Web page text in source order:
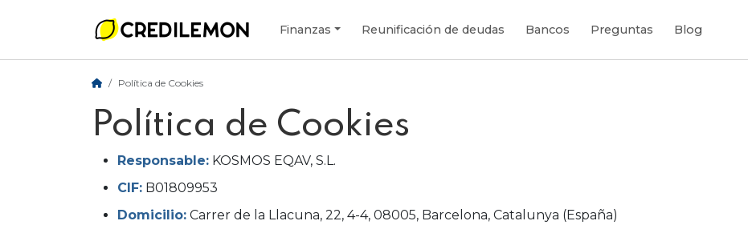
Finanzas Reunificación de deudas Bancos Preguntas Blog
Política de Cookies
Política de Cookies
Responsable: KOSMOS EQAV, S.L.
CIF: B01809953
Domicilio: Carrer de la Llacuna, 22, 4-4, 08005, Barcelona, Catalunya (España)